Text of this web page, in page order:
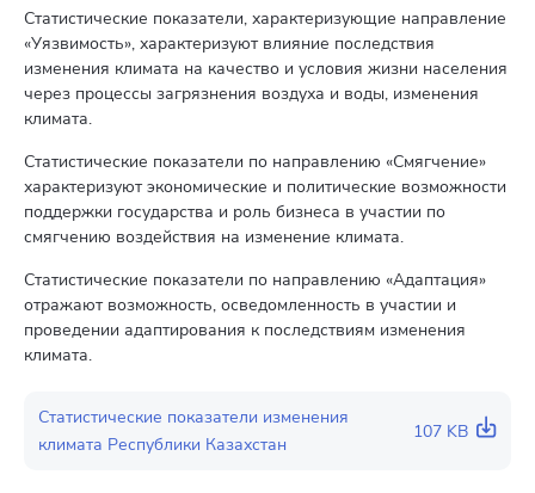
Статистические показатели, характеризующие направление
«Уязвимость», характеризуют влияние последствия
изменения климата на качество и условия жизни населения
через процессы загрязнения воздуха и воды, изменения
климата.
Статистические показатели по направлению «Смягчение»
характеризуют экономические и политические возможности
поддержки государства и роль бизнеса в участии по
смягчению воздействия на изменение климата.
Статистические показатели по направлению «Адаптация»
отражают возможность, осведомленность в участии и
проведении адаптирования к последствиям изменения
климата.
Статистические показатели изменения
климата Республики Казахстан
107 KB